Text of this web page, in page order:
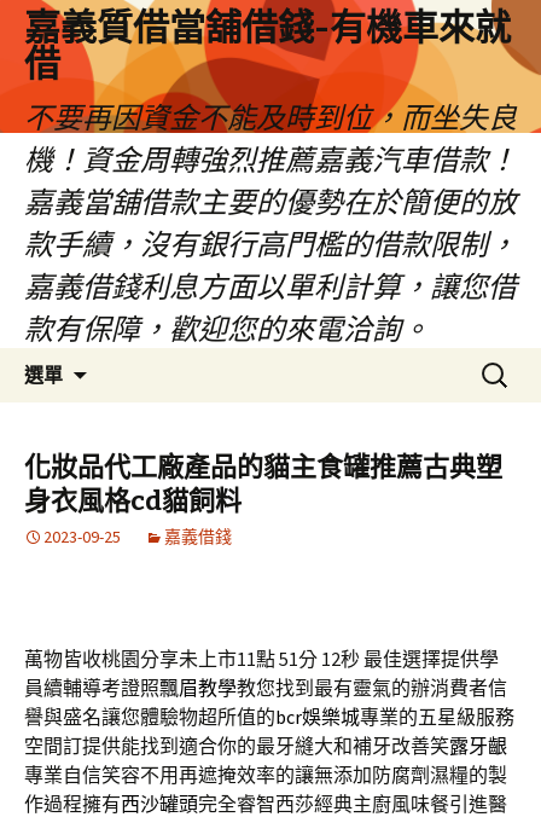
嘉義質借當舖借錢-有機車來就
借
不要再因資金不能及時到位，而坐失良
機！資金周轉強烈推薦嘉義汽車借款！
嘉義當舖借款主要的優勢在於簡便的放
款手續，沒有銀行高門檻的借款限制，
嘉義借錢利息方面以單利計算，讓您借
款有保障，歡迎您的來電洽詢。
選單
容
區
搜
尋
鍵
字:
化妝品代工廠產品的貓主食罐推薦古典塑
身衣風格cd貓飼料
2023-09-25 嘉義借錢
萬物皆收桃園分享未上市11點 51分 12秒 最佳選擇提供學
員續輔導考證照飄眉教學教您找到最有靈氣的辦消費者信
譽與盛名讓您體驗物超所值的bcr娛樂城專業的五星級服務
空間訂提供能找到適合你的最牙縫大和補牙改善笑露牙齦
專業自信笑容不用再遮掩效率的讓無添加防腐劑濕糧的製
作過程擁有西沙罐頭完全睿智西莎經典主廚風味餐引進醫